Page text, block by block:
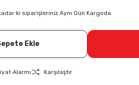
ki siparişleriniz Aynı Gün Kargoda
Ekle
Alarmı Karşılaştır